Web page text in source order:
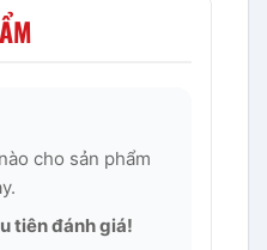
cho sản phẩm
tiên đánh giá!